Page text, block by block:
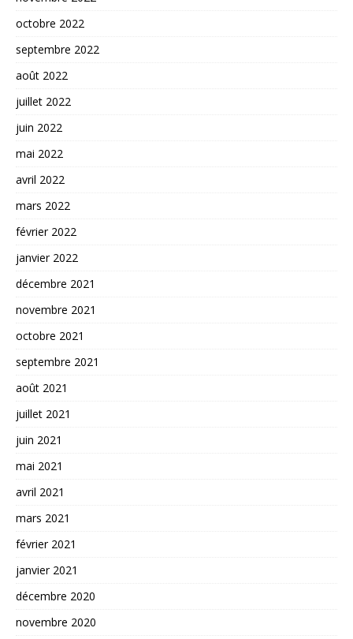
octobre 2022
septembre 2022
août 2022
juillet 2022
juin 2022
mai 2022
avril 2022
mars 2022
février 2022
janvier 2022
décembre 2021
novembre 2021
octobre 2021
septembre 2021
août 2021
juillet 2021
juin 2021
mai 2021
avril 2021
mars 2021
février 2021
janvier 2021
décembre 2020
novembre 2020